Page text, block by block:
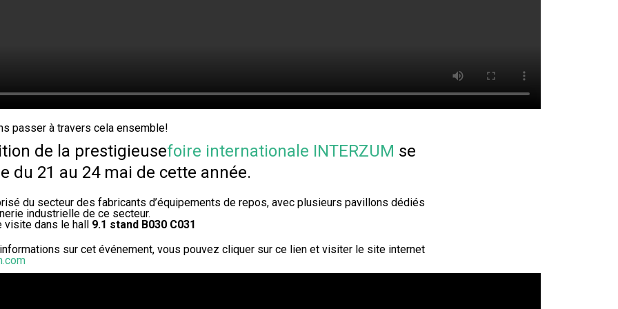
passer à travers cela ensemble!
de la prestigieusefoire internationale INTERZUM se
du 21 au 24 mai de cette année.
du secteur des fabricants d’équipements de repos, avec plusieurs pavillons dédiés
industrielle de ce secteur.
visite dans le hall 9.1 stand B030 C031
sur cet événement, vous pouvez cliquer sur ce lien et visiter le site internet